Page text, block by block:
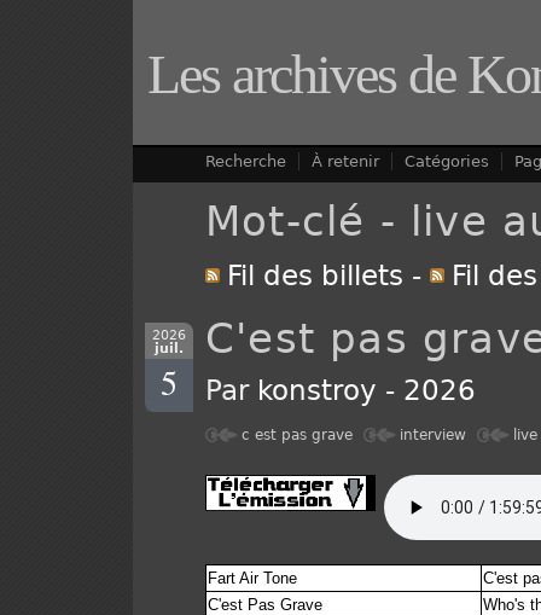
Les archives de
Recherche À retenir Catégories
Mot-clé - live
Fil des billets - Fil
2026
juil.
5
C'est pas
Par konstroy - 2026
c est pas grave interview
Fart Air Tone
C'est
C'est Pas Grave
Who's